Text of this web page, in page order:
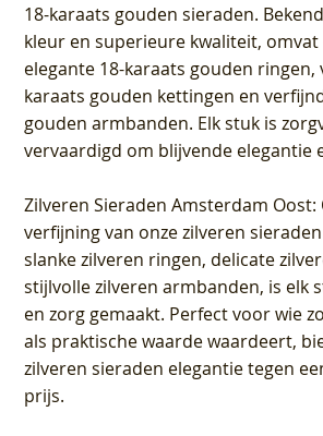
18-karaats gouden sieraden.
kleur en superieure kwaliteit,
elegante 18-karaats gouden ringen,
karaats gouden kettingen en
gouden armbanden. Elk stuk is
vervaardigd om blijvende elegantie
Zilveren Sieraden Amsterdam Oost:
verfijning van onze zilveren
slanke zilveren ringen, delicate
stijlvolle zilveren armbanden, is elk
en zorg gemaakt. Perfect voor wie
als praktische waarde waardeert,
zilveren sieraden elegantie tegen
prijs.